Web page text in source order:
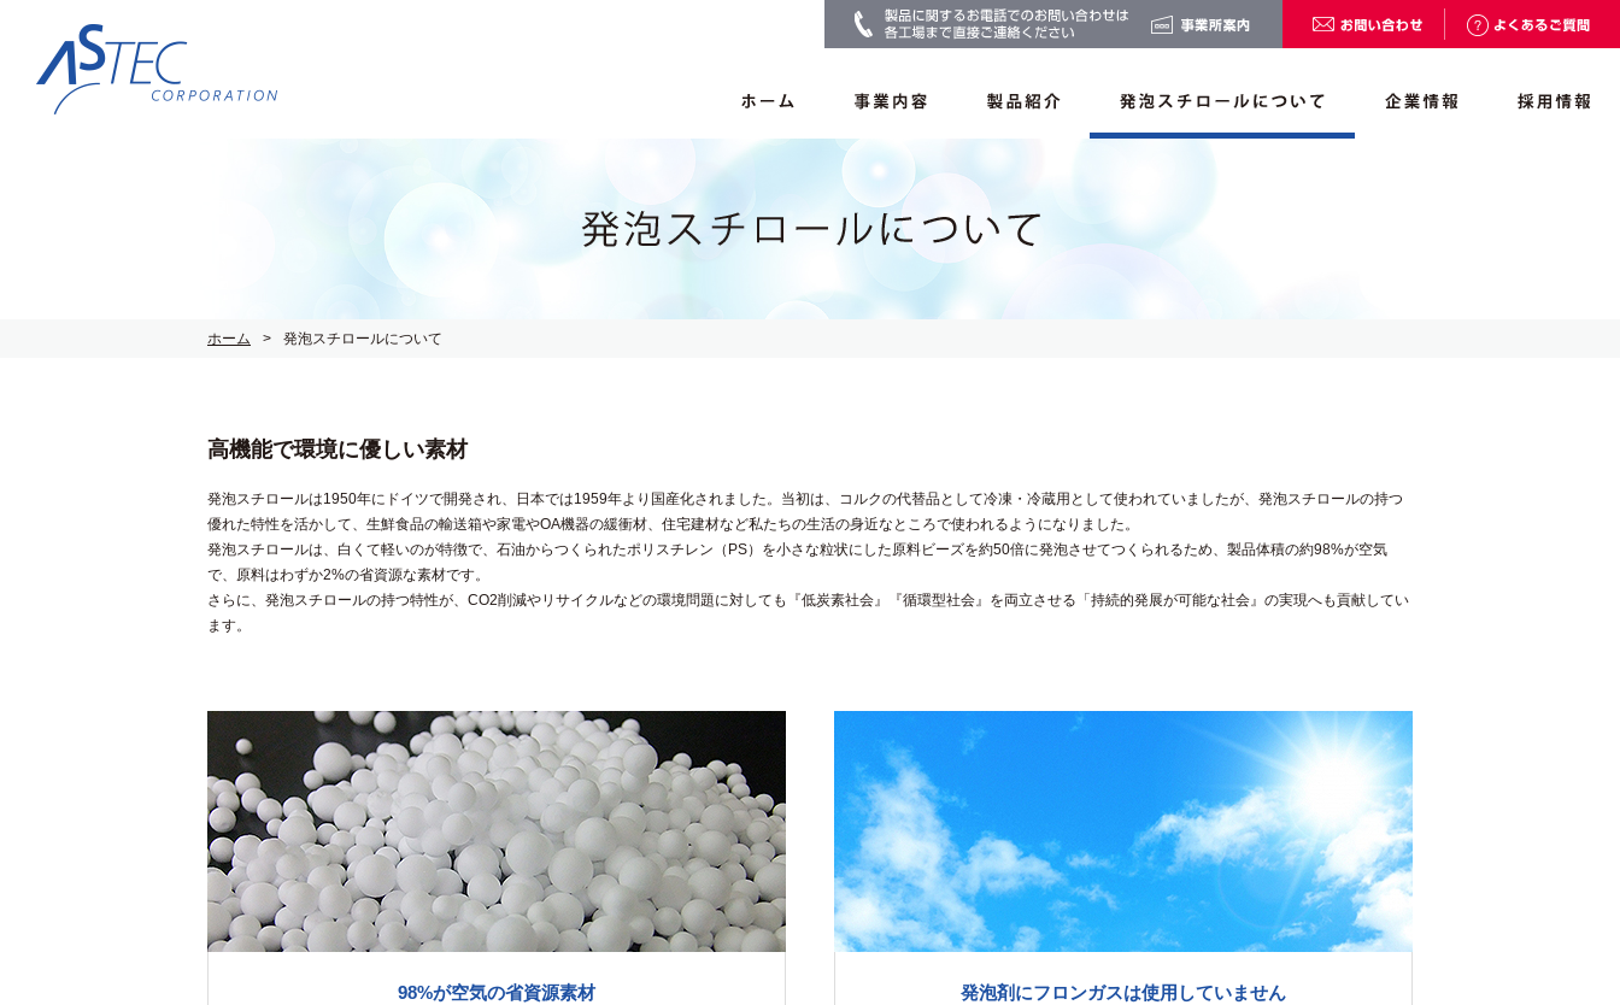
ホーム 発泡スチロールについて
高機能で環境に優しい素材
発泡スチロールは1950年にドイツで開発され、日本では1959年より国産化されました。当初は、コルクの代替品として冷凍・冷蔵用として使われていましたが、発泡スチロールの持つ
優れた特性を活かして、生鮮食品の輸送箱や家電やOA機器の緩衝材、住宅建材など私たちの生活の身近なところで使われるようになりました。
発泡スチロールは、白くて軽いのが特徴で、石油からつくられたポリスチレン（PS）を小さな粒状にした原料ビーズを約50倍に発泡させてつくられるため、製品体積の約98%が空気
で、原料はわずか2%の省資源な素材です。
さらに、発泡スチロールの持つ特性が、CO2削減やリサイクルなどの環境問題に対しても『低炭素社会』『循環型社会』を両立させる「持続的発展が可能な社会』の実現へも貢献してい
ます。
98%が空気の省資源素材 発泡剤にフロンガスは使用していません